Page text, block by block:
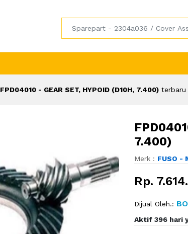
FPD04010 - GEAR SET, HYPOID (D10H, 7.400) terbaru
7.400)
Merk : FUSO -
Rp.
Dijual Oleh.:
Aktif 396 hari